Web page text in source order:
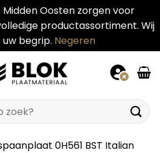
Oosten zorgen voor
productassortiment. Wij
begrip. Negeren
0H561 BST Italian